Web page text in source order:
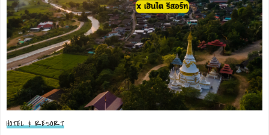
HOTEL & RESORT